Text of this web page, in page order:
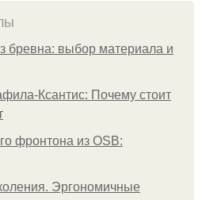
бревна: выбор материала и
Ксантис: Почему стоит
фронтона из OSB:
Эргономичные